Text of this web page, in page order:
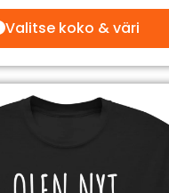
Valitse koko & väri